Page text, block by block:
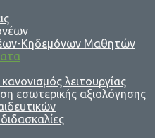
Κηδεμόνων Μαθητών
λειτουργίας
εσωτερικής αξιολόγησης